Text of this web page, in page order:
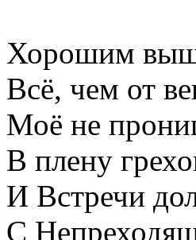
Хорошим
Всё, чем от
Моё не
В плену
И Встречи
С